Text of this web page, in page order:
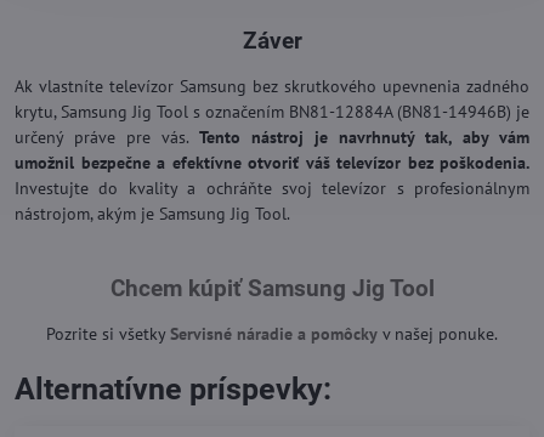
Záver
Ak vlastníte televízor Samsung bez skrutkového upevnenia zadného
krytu, Samsung Jig Tool s označením BN81-12884A (BN81-14946B) je
určený práve pre vás. Tento nástroj je navrhnutý tak, aby vám
umožnil bezpečne a efektívne otvoriť váš televízor bez poškodenia.
Investujte do kvality a ochráňte svoj televízor s profesionálnym
nástrojom, akým je Samsung Jig Tool.
Chcem kúpiť Samsung Jig Tool
Pozrite si všetkyServisné náradie a pomôcky v našej ponuke.
Alternatívne príspevky: